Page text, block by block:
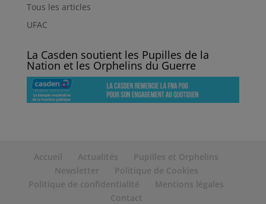
Tous les articles
UFAC
La Casden soutient les Pupilles de la
Nation et les Orphelins du Guerre
Accueil Actualités
Pupilles et Orphelins
Newsletter
Politique de Cookies
Politique de confidentialité
Mentions légales
Contact